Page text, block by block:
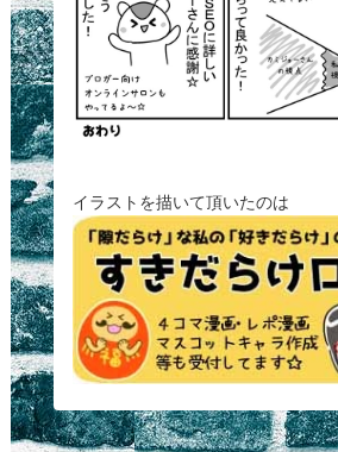
イラストを描いて頂いたのは